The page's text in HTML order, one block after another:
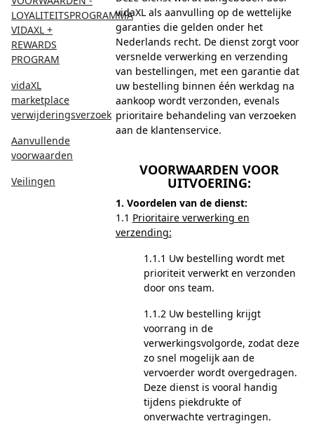
LOYALITEITSPROGRAMMA
VIDAXL +
REWARDS
PROGRAM
vidaXL
marketplace
verwijderingsverzoek
Aanvullende
voorwaarden
Veilingen
vidaXL als aanvulling op de wettelijke
garanties die gelden onder het
Nederlands recht. De dienst zorgt voor
versnelde verwerking en verzending
van bestellingen, met een garantie dat
uw bestelling binnen één werkdag na
aankoop wordt verzonden, evenals
prioritaire behandeling van verzoeken
aan de klantenservice.
VOORWAARDEN VOOR
UITVOERING:
1. Voordelen van de dienst:
1.1 Prioritaire verwerking en
verzending:
1.1.1 Uw bestelling wordt met
prioriteit verwerkt en verzonden
door ons team.
1.1.2 Uw bestelling krijgt
voorrang in de
verwerkingsvolgorde, zodat deze
zo snel mogelijk aan de
vervoerder wordt overgedragen.
Deze dienst is vooral handig
tijdens piekdrukte of
onverwachte vertragingen.